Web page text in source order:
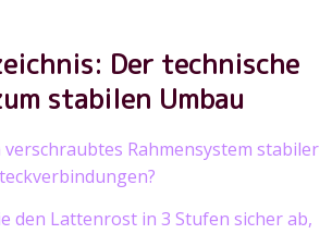
Der technische
stabilen Umbau
Rahmensystem stabiler
den Lattenrost in 3 Stufen sicher ab,